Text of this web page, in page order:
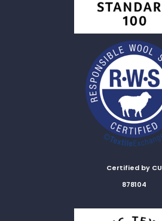
Certified by CU
878104